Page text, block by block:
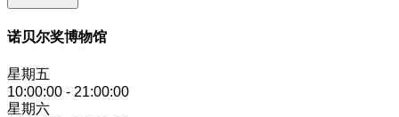
诺贝尔奖博物馆
星期五
10:00:00 - 21:00:00
星期六